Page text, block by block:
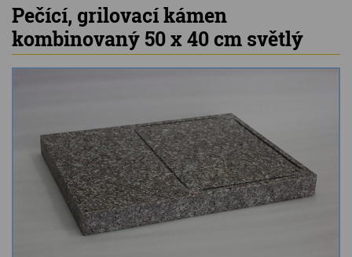
Lávové grilovací kameny
Kamenné truhlíky
Hřbitovní doplňky
Zvířecí náhrobky a pomníčky
Kamenné stoly, konferenční stolky
Barevné kamenné drti
Pečící, grilovací kámen
kombinovaný 50 x 40 cm světlý